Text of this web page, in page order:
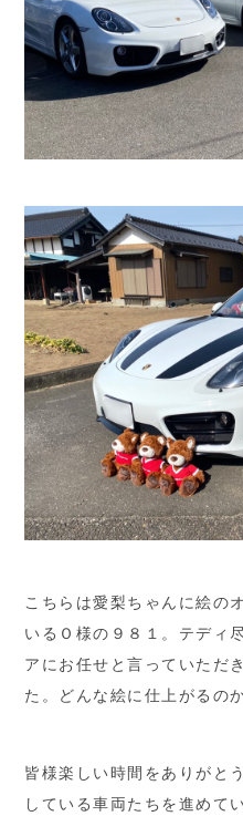
こちらは愛梨ちゃんに絵の
いるＯ様の９８１。テディ
アにお任せと言っていただ
た。どんな絵に仕上がるの
皆様楽しい時間をありがと
している車両たちを進めて